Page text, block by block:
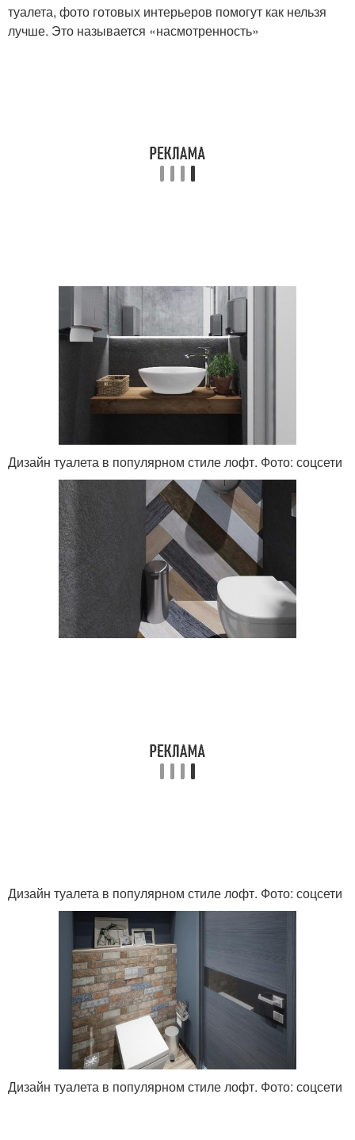
туалета, фото готовых интерьеров помогут как нельзя
лучше. Это называется «насмотренность»
Дизайн туалета в популярном стиле лофт. Фото: соцсети
Дизайн туалета в популярном стиле лофт. Фото: соцсети
Дизайн туалета в популярном стиле лофт. Фото: соцсети